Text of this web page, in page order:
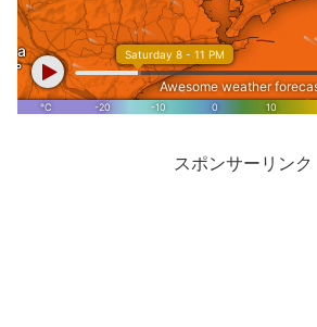
スポンサーリンク